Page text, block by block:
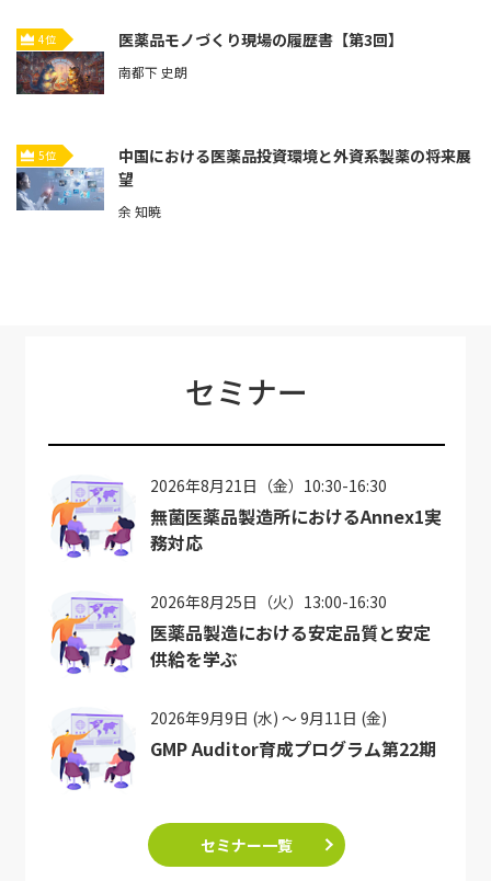
4位 医薬品モノづくり現場の履歴書【第3回】
南都下 史朗
5位
中国における医薬品投資環境と外資系製薬の将来展
望
余 知暁
セミナー
2026年8月21日（金）10:30-16:30
無菌医薬品製造所におけるAnnex1実
務対応
2026年8月25日（火）13:00-16:30
医薬品製造における安定品質と安定
供給を学ぶ
2026年9月9日 (水) ～ 9月11日 (金)
GMP Auditor育成プログラム第22期
セミナー一覧